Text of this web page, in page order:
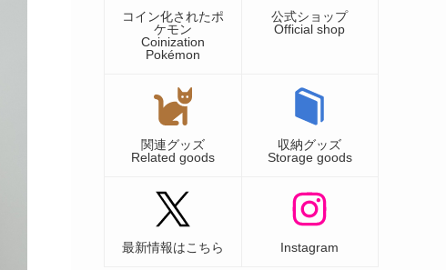
コイン化されたポ
ケモン
Coinization
Pokémon
公式ショップ
Official shop
関連グッズ
Related goods
収納グッズ
Storage goods
最新情報はこちら Instagram